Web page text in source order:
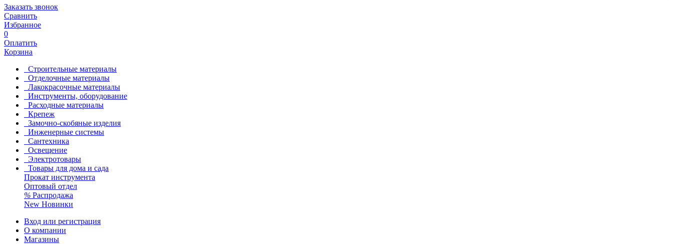
Заказать звонок
Сравнить
Избранное
0
Оплатить
Корзина
Строительные материалы
Отделочные материалы
Лакокрасочные материалы
Инструменты, оборудование
Расходные материалы
Крепеж
Замочно-скобяные изделия
Инженерные системы
Сантехника
Освещение
Электротовары
Товары для дома и сада
Прокат инструмента
Оптовый отдел
% Распродажа
New Новинки
Вход или регистрация
О компании
Магазины